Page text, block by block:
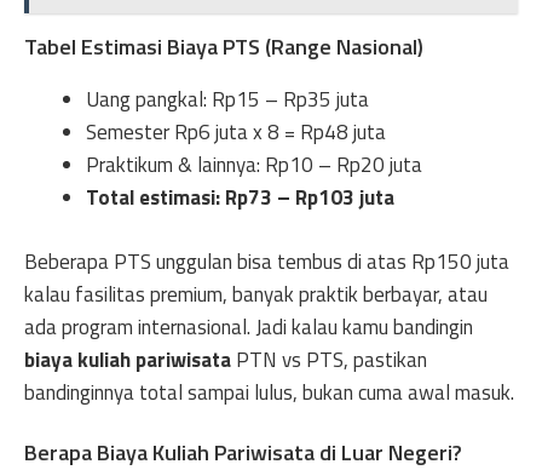
Tabel Estimasi Biaya PTS (Range Nasional)
Uang pangkal: Rp15 – Rp35 juta
Semester Rp6 juta x 8 = Rp48 juta
Praktikum & lainnya: Rp10 – Rp20 juta
Total estimasi: Rp73 – Rp103 juta
Beberapa PTS unggulan bisa tembus di atas Rp150 juta
kalau fasilitas premium, banyak praktik berbayar, atau
ada program internasional. Jadi kalau kamu bandingin
biaya kuliah pariwisataPTN vs PTS, pastikan
bandinginnya total sampai lulus, bukan cuma awal masuk.
Berapa Biaya Kuliah Pariwisata di Luar Negeri?